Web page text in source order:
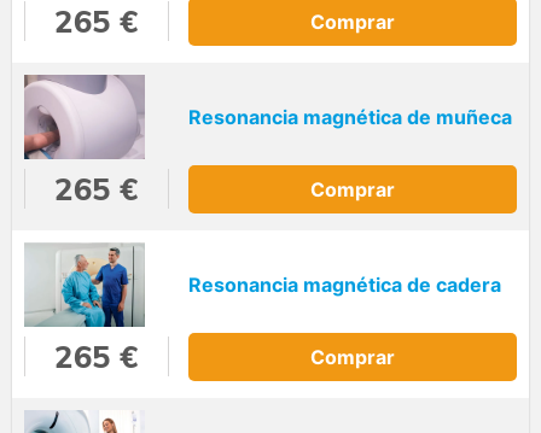
265 € Comprar
Resonancia magnética de muñeca
265 € Comprar
Resonancia magnética de cadera
265 € Comprar